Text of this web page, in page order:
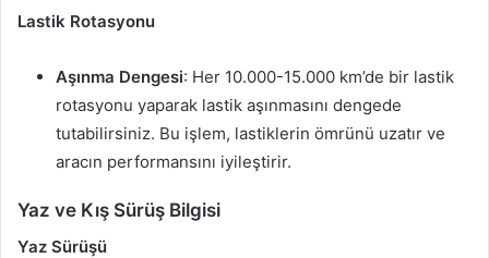
Lastik Rotasyonu
Aşınma Dengesi: Her 10.000-15.000 km’de bir lastik
rotasyonu yaparak lastik aşınmasını dengede
tutabilirsiniz. Bu işlem, lastiklerin ömrünü uzatır ve
aracın performansını iyileştirir.
Yaz ve Kış Sürüş Bilgisi
Yaz Sürüşü